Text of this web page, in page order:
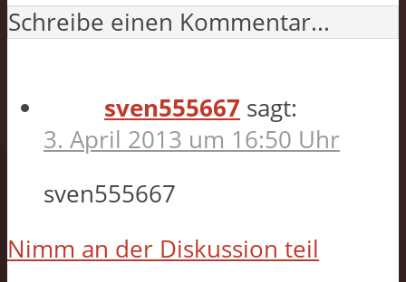
Schreibe einen Kommentar...
sven555667 sagt:
3. April 2013 um 16:50 Uhr
sven555667
Nimm an der Diskussion teil